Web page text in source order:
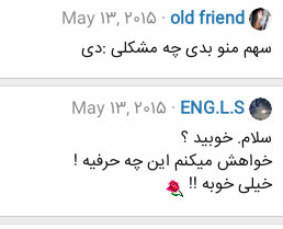
old friend
May 13, 2015
سهم منو بدی چه مشکلی :دی
ENG.L.S
May 13, 2015
سلام. خوبید ؟
خواهش میکنم این چه حرفیه !
خیلی خوبه !!